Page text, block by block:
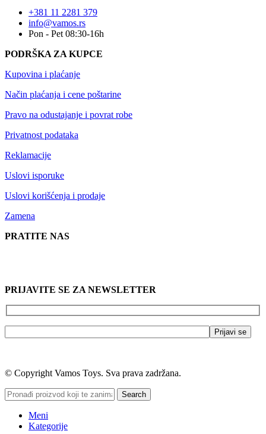
+381 11 2281 379
info@vamos.rs
Pon - Pet 08:30-16h
PODRŠKA ZA KUPCE
Kupovina i plaćanje
Način plaćanja i cene poštarine
Pravo na odustajanje i povrat robe
Privatnost podataka
Reklamacije
Uslovi isporuke
Uslovi korišćenja i prodaje
Zamena
PRATITE NAS
PRIJAVITE SE ZA NEWSLETTER
© Copyright Vamos Toys. Sva prava zadržana.
Search
Meni
Kategorije